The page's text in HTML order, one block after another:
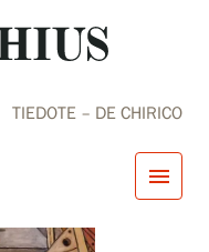
TIEDOTE – DE CHIRICO
menu